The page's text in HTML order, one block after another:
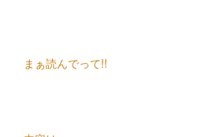
まぁ読んでって!!